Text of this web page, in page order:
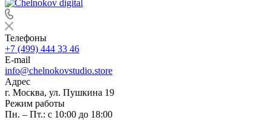
Телефоны
+7 (499) 444 33 46
E-mail
info@chelnokovstudio.store
Адрес
г. Москва, ул. Пушкина 19
Режим работы
Пн. – Пт.: с 10:00 до 18:00